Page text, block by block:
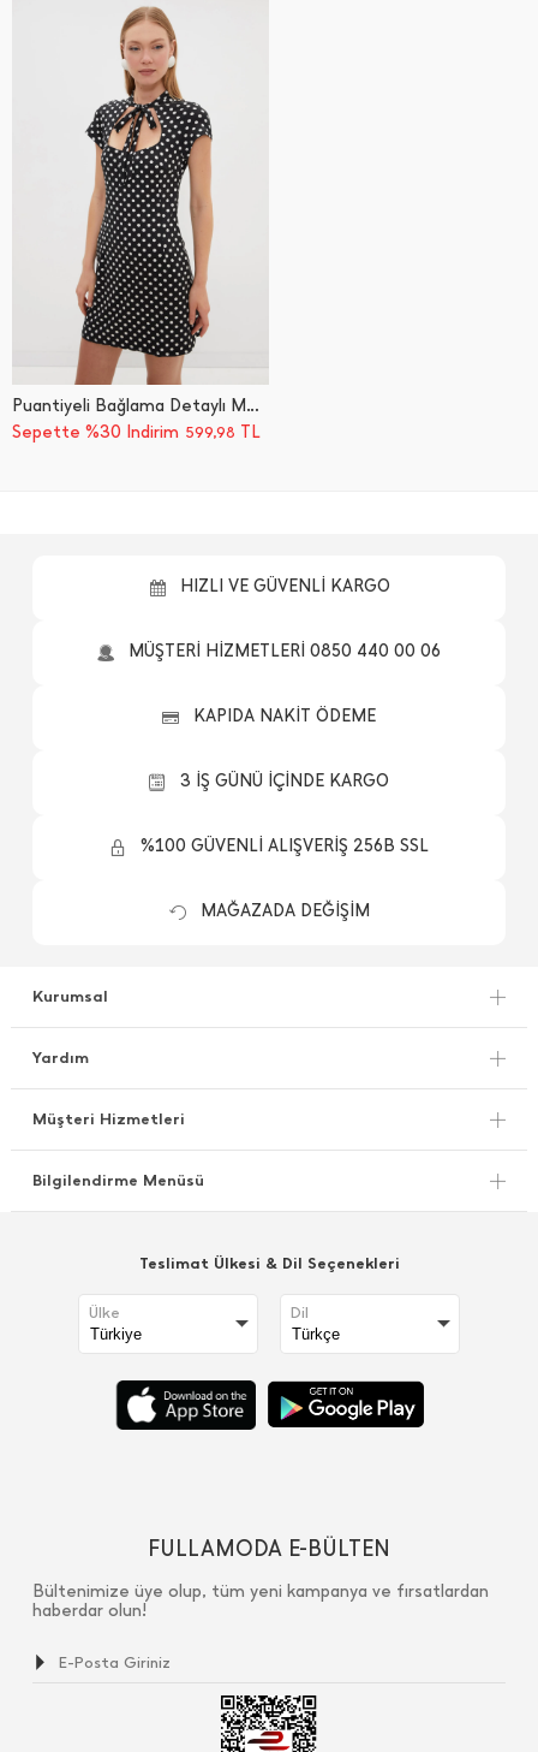
Puantiyeli Bağlama Detaylı Modal Elbise
Sepette %30 İndirim 599,98 TL
HIZLI VE GÜVENLİ KARGO
MÜŞTERİ HİZMETLERİ 0850 440 00 06
KAPIDA NAKİT ÖDEME
3 İŞ GÜNÜ İÇİNDE KARGO
%100 GÜVENLİ ALIŞVERİŞ 256B SSL
MAĞAZADA DEĞİŞİM
Kurumsal
Yardım
Müşteri Hizmetleri
Bilgilendirme Menüsü
Teslimat Ülkesi & Dil Seçenekleri
Ülke Dil
FULLAMODA E-BÜLTEN
Bültenimize üye olup, tüm yeni kampanya ve fırsatlardan
haberdar olun!